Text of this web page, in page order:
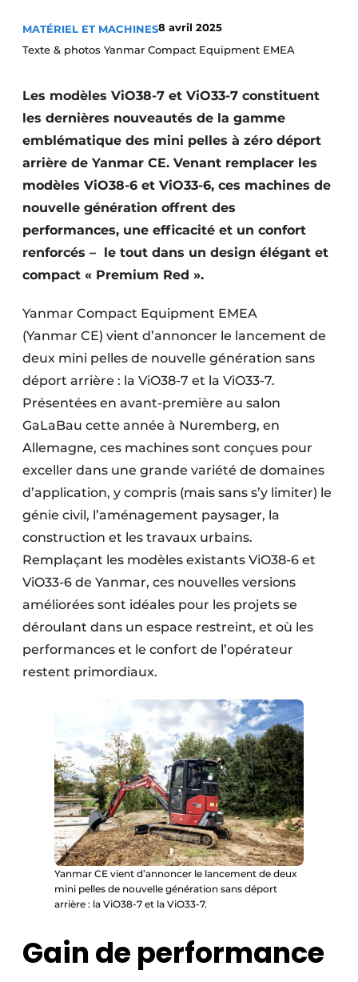
Video’s
Construction bois
Contrôle d’accès
Éclairage
Fondations
Infrastructures souterraines et égouttage
Protection solaire
Rénovation
Sécurité incendie
Techniques ferroviaires
Travaux ferroviaires
MATÉRIEL ET MACHINES8 avril 2025
Texte & photos Yanmar Compact Equipment EMEA
Les modèles ViO38-7 et ViO33-7 constituent
les dernières nouveautés de la gamme
emblématique des mini pelles à zéro déport
arrière de Yanmar CE. Venant remplacer les
modèles ViO38-6 et ViO33-6, ces machines de
nouvelle génération offrent des
performances, une efficacité et un confort
renforcés – le tout dans un design élégant et
compact « Premium Red ».
Yanmar Compact Equipment EMEA
(Yanmar CE) vient d’annoncer le lancement de
deux mini pelles de nouvelle génération sans
déport arrière : la ViO38-7 et la ViO33-7.
Présentées en avant-première au salon
GaLaBau cette année à Nuremberg, en
Allemagne, ces machi­nes sont conçues pour
exceller dans une grande variété de domaines
d’appli­cation, y compris (mais sans s’y limiter) le
génie civil, l’aménage­ment paysager, la
construction et les travaux urbains.
Remplaçant les modèles existants ViO38-6 et
ViO33-6 de Yanmar, ces nouvelles versions
améliorées sont idéales pour les projets se
déroulant dans un espace restreint, et où les
performances et le confort de l’opérateur
restent primordiaux.
Yanmar CE vient d’annoncer le lancement de deux
mini pelles de nouvelle génération sans déport
arrière : la ViO38-7 et la ViO33-7.
Gain de performance